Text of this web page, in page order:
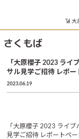
さくもば
「大原櫻子 2023 ライ
サル見学ご招待 レポー
2023.06.19
「大原櫻子 2023 ライ
見学ご招待 レポートペー